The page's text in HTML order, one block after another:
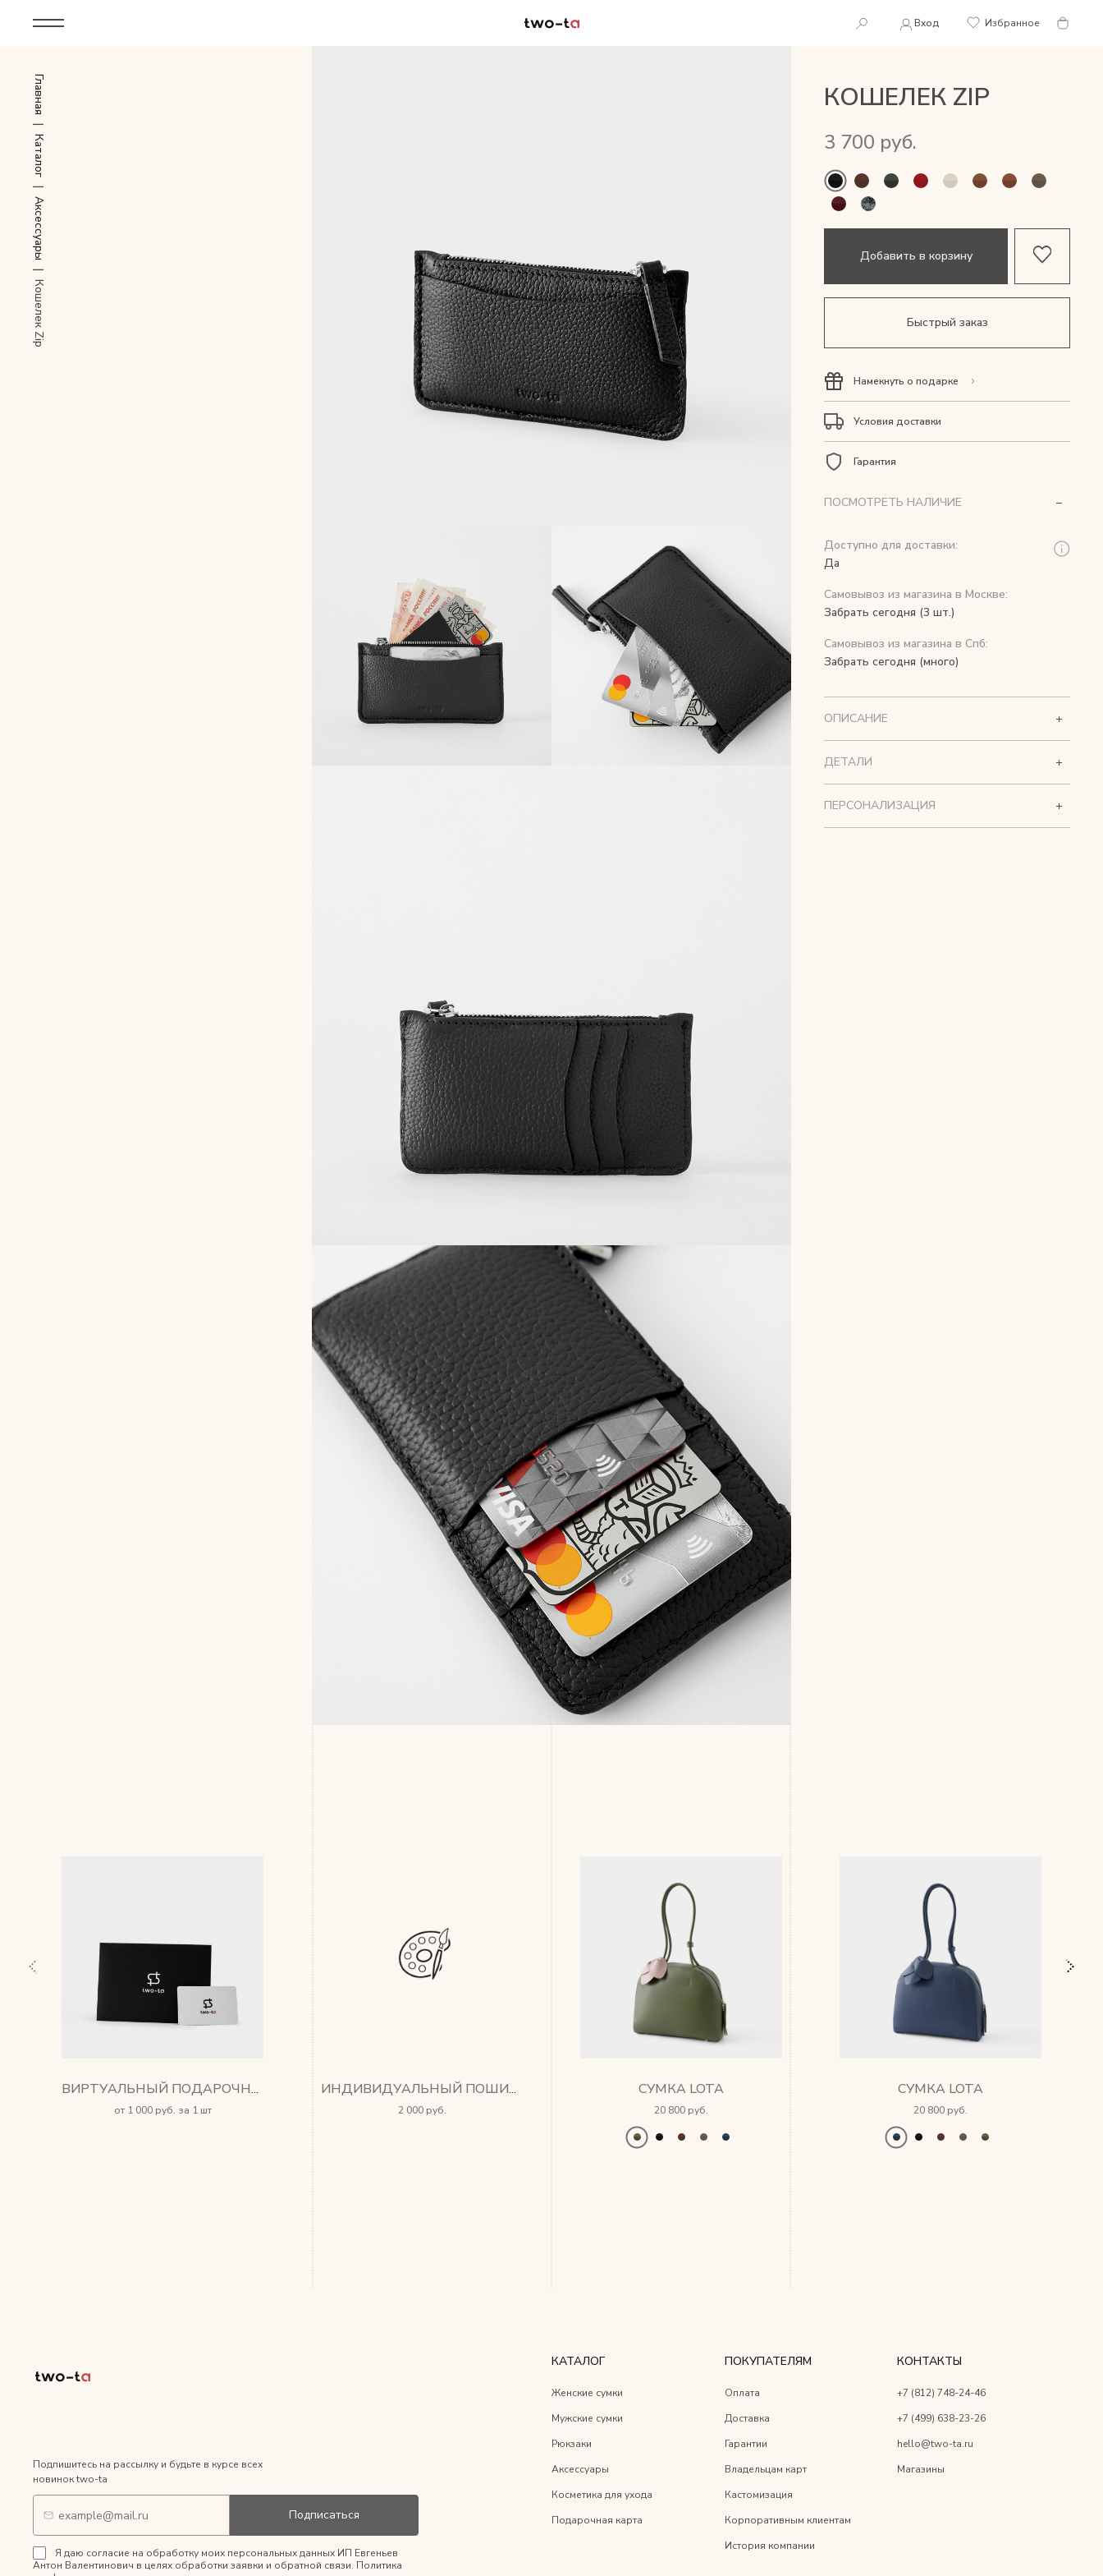
Вход Избранное
Дополнительные услуги
Все
Новинки
Популярное
Женские сумки
LIMITED
Мужские сумки
Главная
|
Каталог
|
Аксессуары
|
Кошелек Zip
КОШЕЛЕК ZIP
3 700 руб.
Добавить в корзину
Быстрый заказ
Намекнуть о подарке
Условия доставки
Гарантия
ПОСМОТРЕТЬ НАЛИЧИЕ
Доступно для доставки:
Да
Самовывоз из магазина в Москве:
Забрать сегодня (3 шт.)
Самовывоз из магазина в Спб:
Забрать сегодня (много)
ОПИСАНИЕ
ДЕТАЛИ
ПЕРСОНАЛИЗАЦИЯ
ВИРТУАЛЬНЫЙ ПОДАРОЧНЫЙ СЕРТИФИКАТ
от 1 000 руб. за 1 шт
ИНДИВИДУАЛЬНЫЙ ПОШИВ, ПЛЕЧЕВОЙ РЕМЕНЬ
2 000 руб.
СУМКА LOTA
20 800 руб.
СУМКА LOTA
20 800 руб.
Подпишитесь на рассылку и будьте в курсе всех
новинок two-ta
Подписаться
Я даю согласие на обработку моих персональных данных ИП Евгеньев
Антон Валентинович в целях обработки заявки и обратной связи. Политика
КАТАЛОГ
Женские сумки
Мужские сумки
Рюкзаки
Аксессуары
Косметика для ухода
Подарочная карта
ПОКУПАТЕЛЯМ
Оплата
Доставка
Гарантии
Владельцам карт
Кастомизация
Корпоративным клиентам
История компании
КОНТАКТЫ
+7 (812) 748-24-46
+7 (499) 638-23-26
hello@two-ta.ru
Магазины